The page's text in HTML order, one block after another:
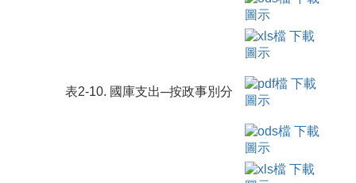
表2-10. 國庫支出─按政事別分